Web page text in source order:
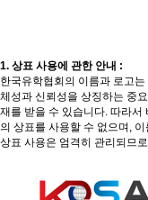
1. 상표 사용에 관한 안내 :
한국유학협회의 이름과 로고
체성과 신뢰성을 상징하는 중
재를 받을 수 있습니다. 따라서
의 상표를 사용할 수 없으며,
상표 사용은 엄격히 관리되므